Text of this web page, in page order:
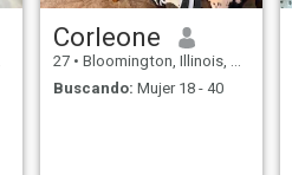
Corleone
27 • Bloomington, Illinois, Estados Unidos
Buscando: Mujer 18 - 40